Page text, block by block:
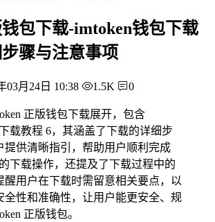
包下载-imtoken钱包下载
骤与注意事项
03月24日 10:38 1.5K 0
正版钱包下载展开，包含
载教程 6，其涵盖了下载的详细步
提供清晰指引，帮助用户顺利完成
下载操作，还提及了下载过程中的
醒用户在下载时需留意相关要点，以
全性和准确性，让用户能更安全、规
正版钱包。